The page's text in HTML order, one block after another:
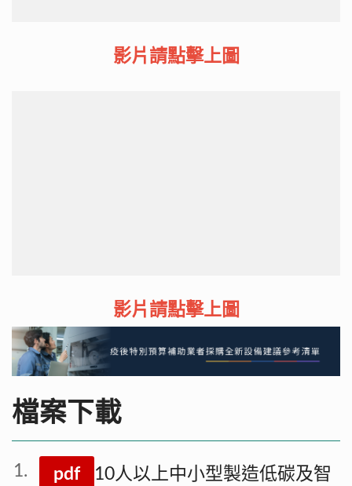
影片請點擊上圖
影片請點擊上圖
檔案下載
pdf
10人以上中小型製造低碳及智